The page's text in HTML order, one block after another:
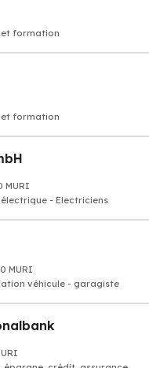
et formation
et formation
MURI
- Electriciens
MURI
véhicule - garagiste